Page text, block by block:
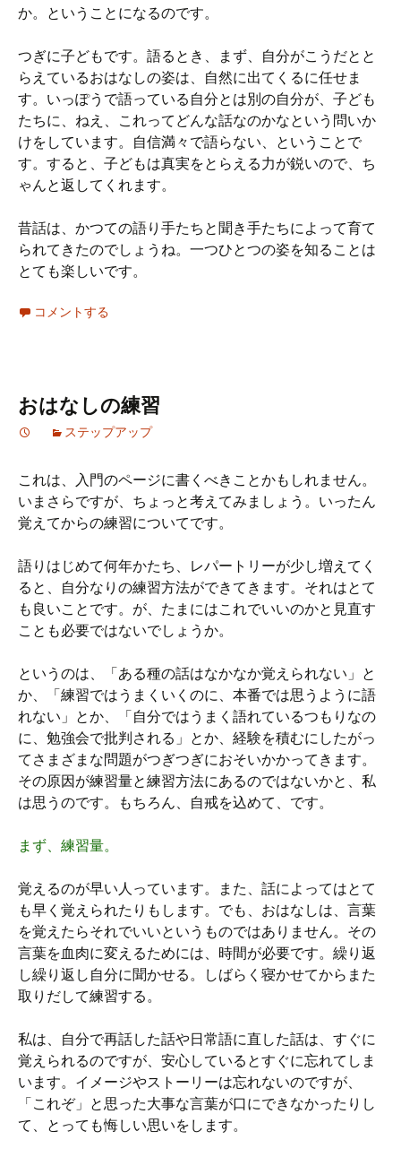
か。ということになるのです。
つぎに子どもです。語るとき、まず、自分がこうだとと
らえているおはなしの姿は、自然に出てくるに任せま
す。いっぽうで語っている自分とは別の自分が、子ども
たちに、ねえ、これってどんな話なのかなという問いか
けをしています。自信満々で語らない、ということで
す。すると、子どもは真実をとらえる力が鋭いので、ち
ゃんと返してくれます。
昔話は、かつての語り手たちと聞き手たちによって育て
られてきたのでしょうね。一つひとつの姿を知ることは
とても楽しいです。
コメントする
おはなしの練習
ステップアップ
これは、入門のページに書くべきことかもしれません。
いまさらですが、ちょっと考えてみましょう。いったん
覚えてからの練習についてです。
語りはじめて何年かたち、レパートリーが少し増えてく
ると、自分なりの練習方法ができてきます。それはとて
も良いことです。が、たまにはこれでいいのかと見直す
ことも必要ではないでしょうか。
というのは、「ある種の話はなかなか覚えられない」と
か、「練習ではうまくいくのに、本番では思うように語
れない」とか、「自分ではうまく語れているつもりなの
に、勉強会で批判される」とか、経験を積むにしたがっ
てさまざまな問題がつぎつぎにおそいかかってきます。
その原因が練習量と練習方法にあるのではないかと、私
は思うのです。もちろん、自戒を込めて、です。
まず、練習量。
覚えるのが早い人っています。また、話によってはとて
も早く覚えられたりもします。でも、おはなしは、言葉
を覚えたらそれでいいというものではありません。その
言葉を血肉に変えるためには、時間が必要です。繰り返
し繰り返し自分に聞かせる。しばらく寝かせてからまた
取りだして練習する。
私は、自分で再話した話や日常語に直した話は、すぐに
覚えられるのですが、安心しているとすぐに忘れてしま
います。イメージやストーリーは忘れないのですが、
「これぞ」と思った大事な言葉が口にできなかったりし
て、とっても悔しい思いをします。